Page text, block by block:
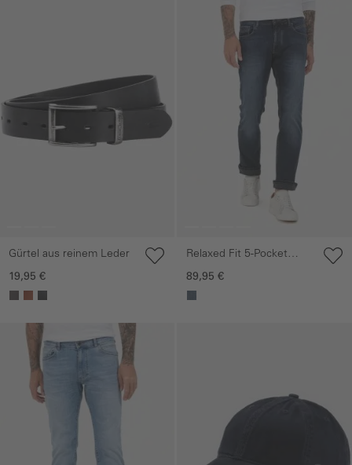
Gürtel aus reinem Leder
19,95 €
Relaxed Fit 5-Pocket
Jeans
89,95 €